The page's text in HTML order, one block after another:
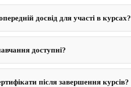
досвід для участі в курсах?
доступні?
після завершення курсів?